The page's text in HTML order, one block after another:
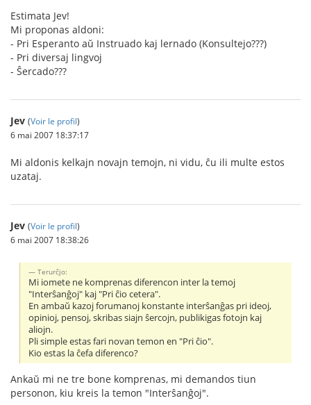
Estimata Jev!
Mi proponas aldoni:
- Pri Esperanto aŭ Instruado kaj lernado (Konsultejo???)
- Pri diversaj lingvoj
- Ŝercado???
Jev (Voir le profil)
6 mai 2007 18:37:17
Mi aldonis kelkajn novajn temojn, ni vidu, ĉu ili multe estos
uzataj.
Jev (Voir le profil)
6 mai 2007 18:38:26
Terurĉjo:
Mi iomete ne komprenas diferencon inter la temoj
"Interŝanĝoj" kaj "Pri ĉio cetera".
En ambaŭ kazoj forumanoj konstante interŝanĝas pri ideoj,
opinioj, pensoj, skribas siajn ŝercojn, publikigas fotojn kaj
aliojn.
Pli simple estas fari novan temon en "Pri ĉio".
Kio estas la ĉefa diferenco?
Ankaŭ mi ne tre bone komprenas, mi demandos tiun
personon, kiu kreis la temon "Interŝanĝoj".